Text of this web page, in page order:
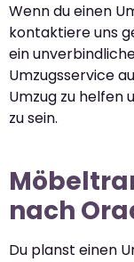
Wenn du einen
kontaktiere uns
ein
Umzugsservice
Umzug zu helfen
zu sein.
nach
Du planst einen